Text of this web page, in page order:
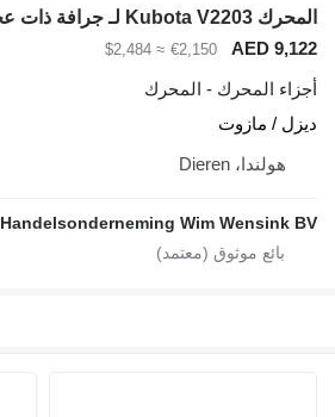
AED 9,122
€2,150
≈ $2,484
أجزاء المحرك - المحرك
ديزل / مازوت
هولندا، Dieren
Handelsonderneming Wim Wensink BV